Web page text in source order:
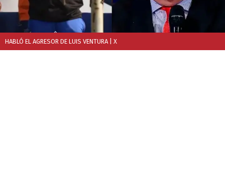
HABLÓ EL AGRESOR DE LUIS VENTURA | X